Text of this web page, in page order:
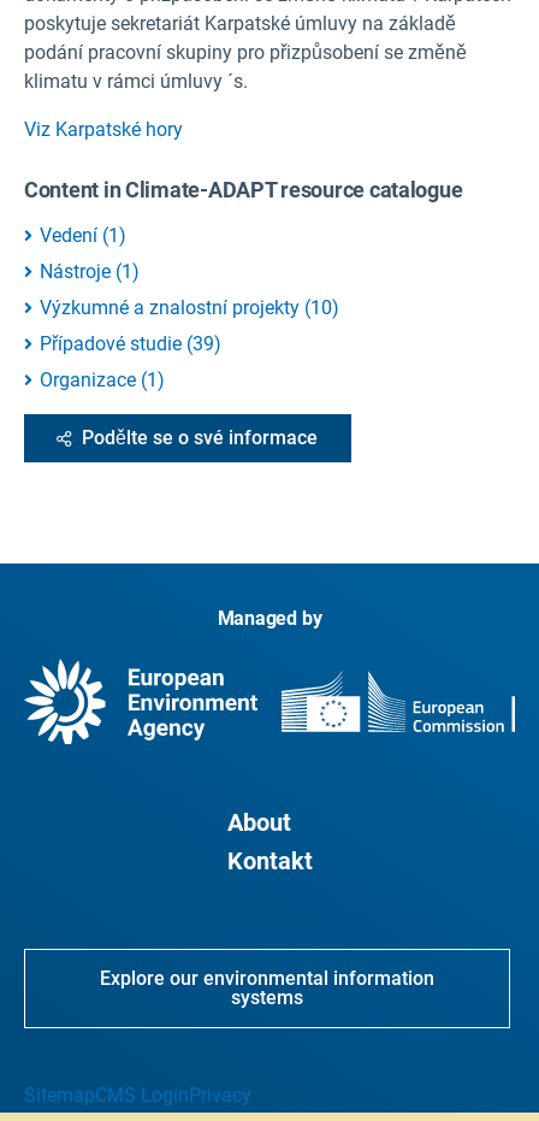
poskytuje sekretariát Karpatské úmluvy na základě
podání pracovní skupiny pro přizpůsobení se změně
klimatu v rámci úmluvy ´s.
Viz Karpatské hory
Content in Climate-ADAPT resource catalogue
Vedení (1)
Nástroje (1)
Výzkumné a znalostní projekty (10)
Případové studie (39)
Organizace (1)
Podělte se o své informace
Managed by
About
Kontakt
Explore our environmental information
systems
SitemapCMS Login Privacy